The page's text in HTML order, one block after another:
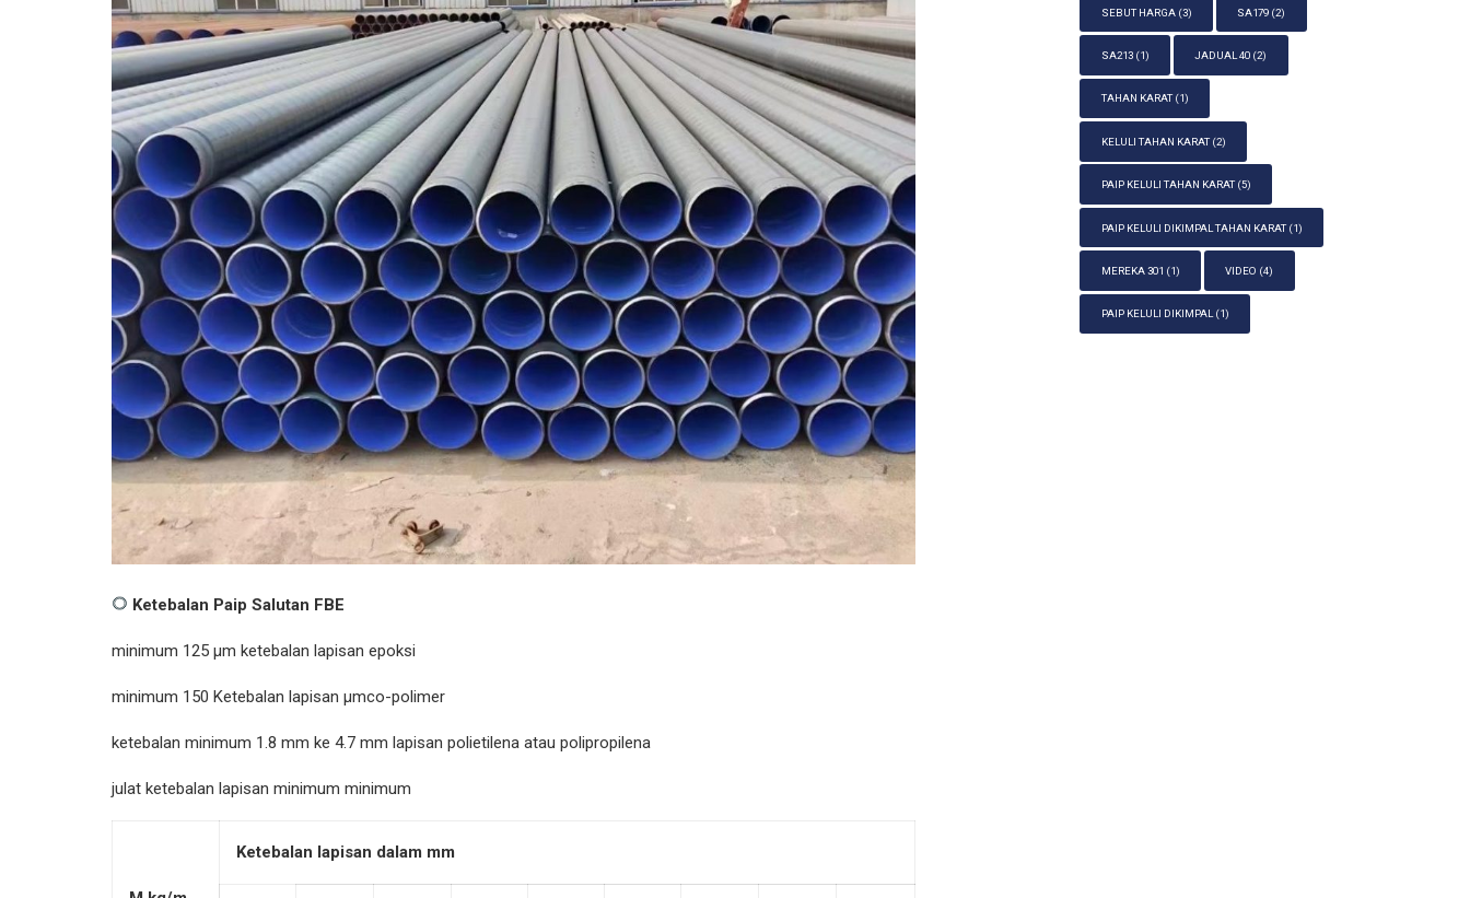
Ketebalan Paip Salutan FBE
minimum 125 µm ketebalan lapisan epoksi
minimum 150 Ketebalan lapisan µmco-polimer
ketebalan minimum 1.8 mm ke 4.7 mm lapisan polietilena atau polipropilena
julat ketebalan lapisan minimum minimum
Ketebalan lapisan dalam mm
SEBUT HARGA(3) SA179 (2)
SA213(1) JADUAL 40 (2)
TAHAN KARAT(1)
KELULI TAHAN KARAT(2)
PAIP KELULI TAHAN KARAT(5)
PAIP KELULI DIKIMPAL TAHAN KARAT(1)
MEREKA 301 (1) VIDEO (4)
PAIP KELULI DIKIMPAL(1)